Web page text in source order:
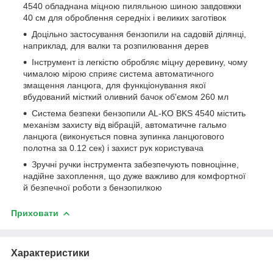
4540 обладнана міцною пиляльною шиною завдовжки
40 см для оброблення середніх і великих заготівок
Доцільно застосування бензопили на садовій ділянці,
наприклад, для валки та розпилювання дерев
Інструмент із легкістю обробляє міцну деревину, чому
чималою мірою сприяє система автоматичного
змащення ланцюга, для функціонування якої
вбудований місткий оливний бачок об'ємом 260 мл
Система безпеки бензопили AL-KO BKS 4540 містить
механізм захисту від вібрацій, автоматичне гальмо
ланцюга (виконується повна зупинка ланцюгового
полотна за 0.12 сек) і захист рук користувача
Зручні ручки інструмента забезпечують повноцінне,
надійне захоплення, що дуже важливо для комфортної
й безпечної роботи з бензопилкою
Приховати
Характеристики